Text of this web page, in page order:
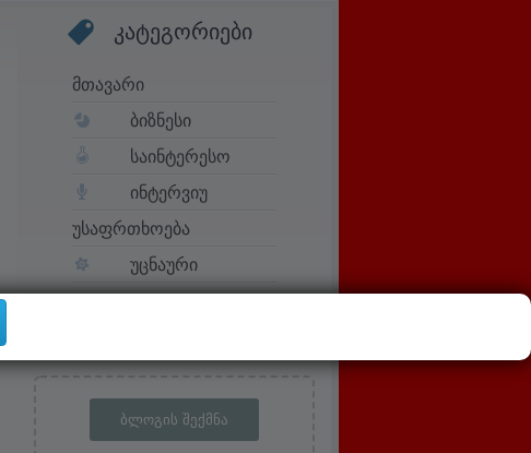
კატეგორიები
მთავარი
ბიზნესი
საინტერესო
ინტერვიუ
უსაფრთხოება
უცნაური
ᲑᲚᲝᲒᲘᲡ ᲨᲔᲥᲛᲜᲐ